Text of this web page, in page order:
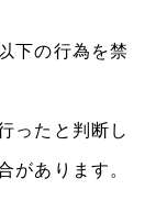
下の行為を禁
ったと判断し
があります。